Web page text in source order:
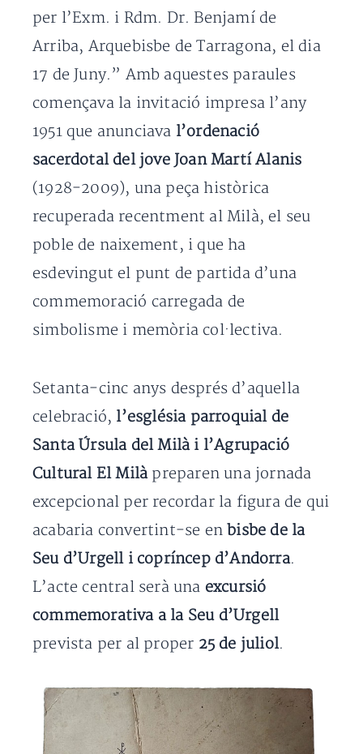
per l’Exm. i Rdm. Dr. Benjamí de
Arriba, Arquebisbe de Tarragona, el dia
17 de Juny.” Amb aquestes paraules
començava la invitació impresa l’any
1951 que anunciava l’ordenació
sacerdotal del jove Joan Martí Alanis
(1928-2009), una peça històrica
recuperada recentment al Milà, el seu
poble de naixement, i que ha
esdevingut el punt de partida d’una
commemoració carregada de
simbolisme i memòria col·lectiva.
Setanta-cinc anys després d’aquella
celebració, l’església parroquial de
Santa Úrsula del Milà i l’Agrupació
Cultural El Milà preparen una jornada
excepcional per recordar la figura de qui
acabaria convertint-se enbisbe de la
Seu d’Urgell i copríncep d’Andorra.
L’acte central serà una excursió
commemorativa a la Seu d’Urgell
prevista per al proper 25 de juliol.